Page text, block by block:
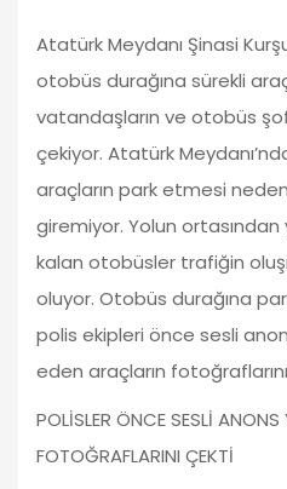
Atatürk Meydanı Şinasi
otobüs durağına sürekli
vatandaşların ve otobüs
çekiyor. Atatürk
araçların park etmesi
giremiyor. Yolun
kalan otobüsler trafiğin
oluyor. Otobüs durağına
polis ekipleri önce sesli
eden araçların
POLİSLER ÖNCE SESLİ
FOTOĞRAFLARINI ÇEKTİ